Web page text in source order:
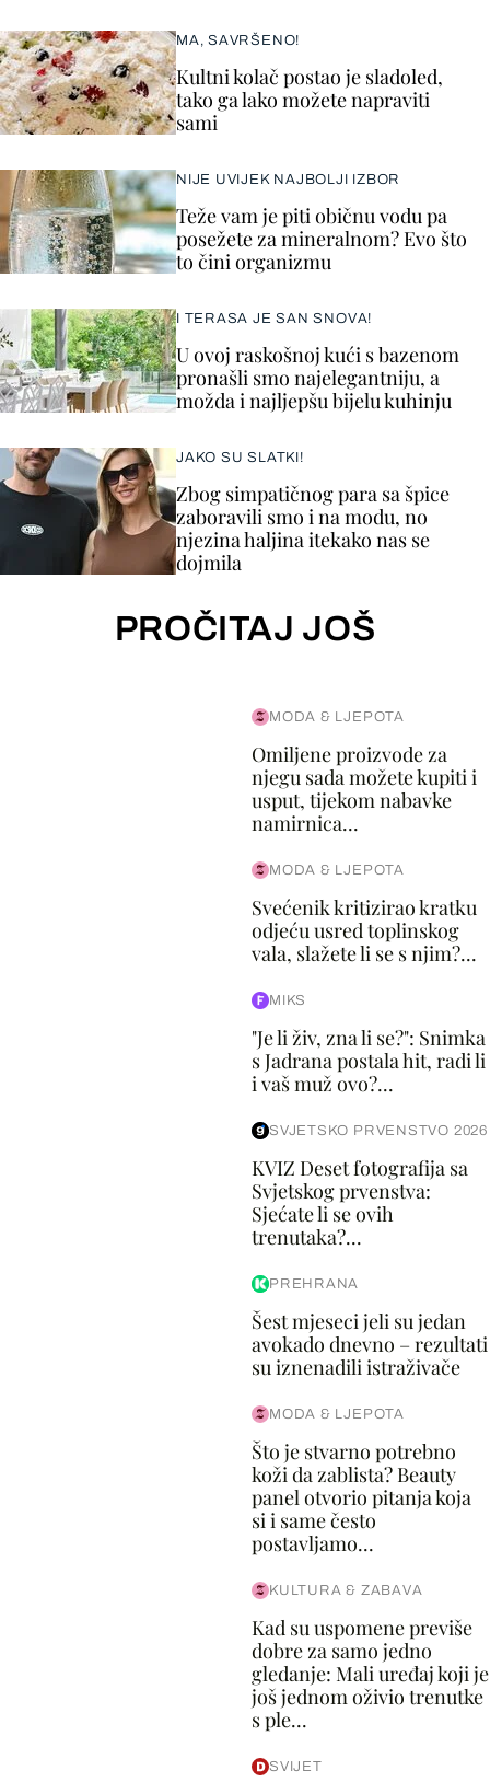
MA, SAVRŠENO!
Kultni kolač postao je sladoled,
tako ga lako možete napraviti
sami
NIJE UVIJEK NAJBOLJI IZBOR
Teže vam je piti običnu vodu pa
posežete za mineralnom? Evo što
to čini organizmu
I TERASA JE SAN SNOVA!
U ovoj raskošnoj kući s bazenom
pronašli smo najelegantniju, a
možda i najljepšu bijelu kuhinju
JAKO SU SLATKI!
Zbog simpatičnog para sa špice
zaboravili smo i na modu, no
njezina haljina itekako nas se
dojmila
PROČITAJ JOŠ
MODA & LJEPOTA
Omiljene proizvode za
njegu sada možete kupiti i
usput, tijekom nabavke
namirnica...
MODA & LJEPOTA
Svećenik kritizirao kratku
odjeću usred toplinskog
vala, slažete li se s njim?...
MIKS
"Je li živ, zna li se?": Snimka
s Jadrana postala hit, radi li
i vaš muž ovo?...
SVJETSKO PRVENSTVO 2026
KVIZ Deset fotografija sa
Svjetskog prvenstva:
Sjećate li se ovih
trenutaka?...
PREHRANA
Šest mjeseci jeli su jedan
avokado dnevno – rezultati
su iznenadili istraživače
MODA & LJEPOTA
Što je stvarno potrebno
koži da zablista? Beauty
panel otvorio pitanja koja
si i same često
postavljamo...
KULTURA & ZABAVA
Kad su uspomene previše
dobre za samo jedno
gledanje: Mali uređaj koji je
još jednom oživio trenutke
s ple...
SVIJET